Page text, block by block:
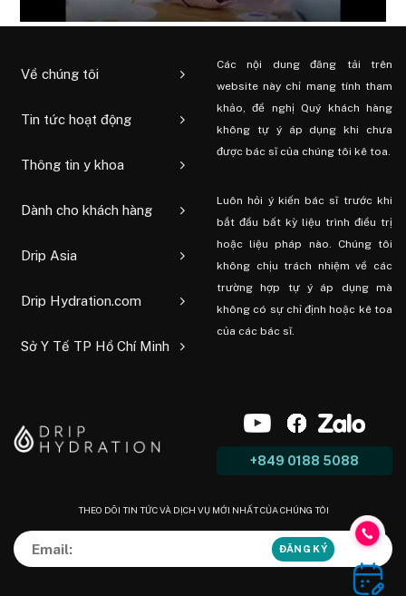
Về chúng tôi
Tin tức hoạt động
Thông tin y khoa
Dành cho khách hàng
Drip Asia
Drip Hydration.com
Sở Y Tế TP Hồ Chí Minh
Các nội dung đăng tải trên
website này chỉ mang tính tham
khảo, đề nghị Quý khách hàng
không tự ý áp dụng khi chưa
được bác sĩ của chúng tôi kê toa.
Luôn hỏi ý kiến ​​bác sĩ trước khi
bắt đầu bất kỳ liệu trình điều trị
hoặc liệu pháp nào. Chúng tôi
không chịu trách nhiệm về các
trường hợp tự ý áp dụng mà
không có sự chỉ định hoặc kê toa
của các bác sĩ.
+849 0188 5088
THEO DÕI TIN TỨC VÀ DỊCH VỤ MỚI NHẤT CỦA CHÚNG TÔI